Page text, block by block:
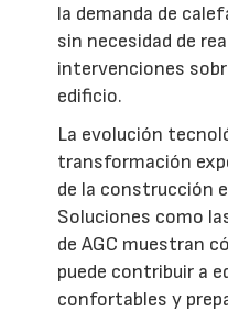
la demanda de
sin necesidad de
intervenciones
edificio.
La evolución
transformación
de la construcción
Soluciones como
de AGC muestran
puede contribuir a
confortables y